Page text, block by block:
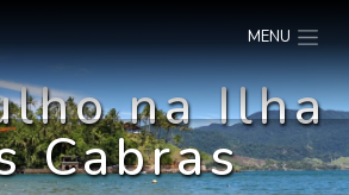
MENU
na Ilha
Cabras